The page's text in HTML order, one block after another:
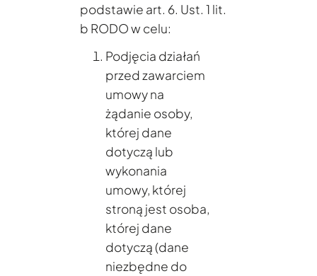
podstawie art. 6. Ust. 1 lit.
b RODO w celu:
Podjęcia działań
przed zawarciem
umowy na
żądanie osoby,
której dane
dotyczą lub
wykonania
umowy, której
stroną jest osoba,
której dane
dotyczą (dane
niezbędne do